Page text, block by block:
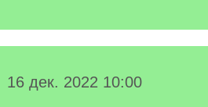
16 дек. 2022 10:00